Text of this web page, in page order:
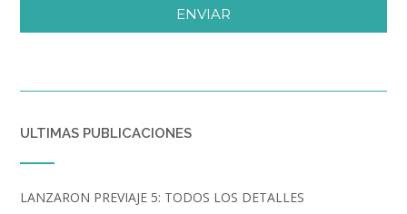
ENVIAR
ULTIMAS PUBLICACIONES
LANZARON PREVIAJE 5: TODOS LOS DETALLES